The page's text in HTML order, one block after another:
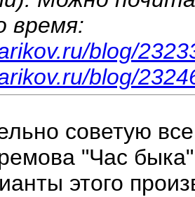
время:
blog/
blog/
советую
"Час
этого